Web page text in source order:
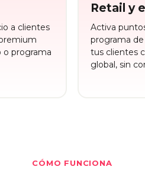
a clientes
o programa
Retail y
Activa
programa
tus clientes
global, sin
CÓMO FUNCIONA